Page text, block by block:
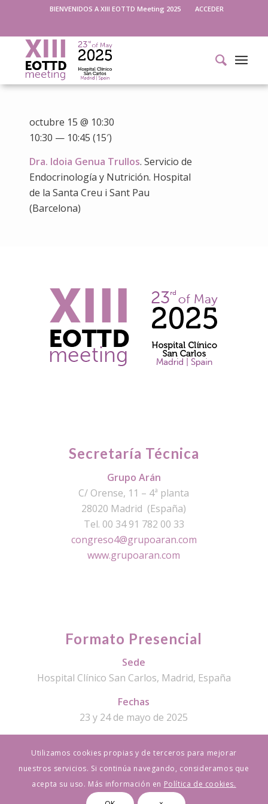
BIENVENIDOS A XIII EOTTD Meeting 2025 ACCEDER
Dra. Idoia Genua Trullos. Servicio de
Endocrinología y Nutrición. Hospital
de la Santa Creu i Sant Pau
(Barcelona)
octubre 15 @ 10:30
10:30 — 10:45 (15′)
Secretaría Técnica
Grupo Arán
C/ Orense, 11 – 4ª planta
28020 Madrid (España)
Tel. 00 34 91 782 00 33
congreso4@grupoaran.com
www.grupoaran.com
Formato Presencial
Sede
Hospital Clínico San Carlos, Madrid, España
Fechas
23 y 24 de mayo de 2025
© Copyright - XIII EOTTD Meeting | 23 y 24 de mayo de 2025 | Hospital
Utilizamos cookies propias y de terceros para mejorar
nuestros servicios. Si continúa navegando, consideramos que
acepta su uso. Más información en Política de cookies.